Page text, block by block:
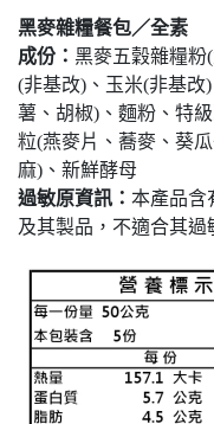
黑麥雜糧餐包／全素
成份： 黑麥五穀雜糧粉
(非基改)、玉米(非基改
薯、胡椒)、麵粉、特
粒(燕麥片、蕎麥、葵
麻)、新鮮酵母
過敏原資訊： 本產品含
及其製品，不適合其過